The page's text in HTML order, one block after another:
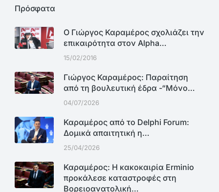
Πρόσφατα
Ο Γιώργος Καραμέρος σχολιάζει την
επικαιρότητα στον Alpha…
15/02/2016
Γιώργος Καραμέρος: Παραίτηση
από τη βουλευτική έδρα -“Μόνο…
04/07/2026
Καραμέρος από το Delphi Forum:
Δομικά απαιτητική η…
25/04/2026
Καραμέρος: Η κακοκαιρία Erminio
προκάλεσε καταστροφές στη
Βορειοανατολική…